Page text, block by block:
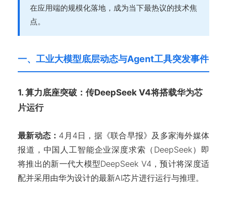
在应用端的规模化落地，成为当下最热议的技术焦
点。
一、工业大模型底层动态与Agent工具突发事件
1. 算力底座突破：传DeepSeek V4将搭载华为芯
片运行
最新动态： 4月4日，据《联合早报》及多家海外媒体
报道，中国人工智能企业深度求索（DeepSeek）即
将推出的新一代大模型DeepSeek V4，预计将深度适
配并采用由华为设计的最新AI芯片进行运行与推理。